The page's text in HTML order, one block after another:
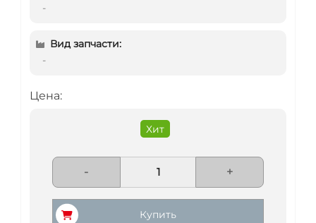
-
Вид запчасти:
-
Цена:
Хит
- +
Купить